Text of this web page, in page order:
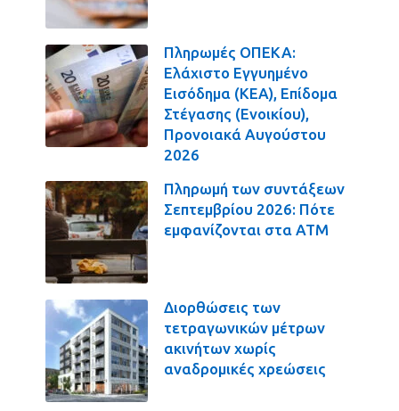
Πληρωμές ΟΠΕΚΑ:
Ελάχιστο Εγγυημένο
Εισόδημα (ΚΕΑ), Επίδομα
Στέγασης (Ενοικίου),
Προνοιακά Αυγούστου
2026
Πληρωμή των συντάξεων
Σεπτεμβρίου 2026: Πότε
εμφανίζονται στα ΑΤΜ
Διορθώσεις των
τετραγωνικών μέτρων
ακινήτων χωρίς
αναδρομικές χρεώσεις